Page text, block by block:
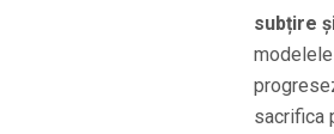
subțire
sacrifica